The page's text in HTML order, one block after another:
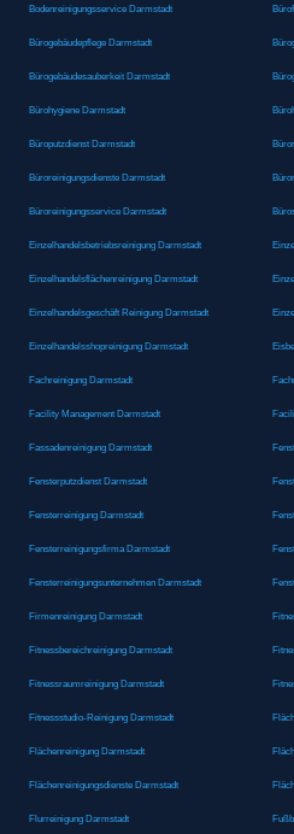
Bodenreinigungsservice Darmstadt
Bürogebäudepflege Darmstadt
Bürogebäudesauberkeit Darmstadt
Bürohygiene Darmstadt
Büroputzdienst Darmstadt
Büroreinigungsdienste Darmstadt
Büroreinigungsservice Darmstadt
Einzelhandelsbetriebsreinigung Darmstadt
Einzelhandelsflächenreinigung Darmstadt
Einzelhandelsgeschäft Reinigung Darmstadt
Einzelhandelsshopreinigung Darmstadt
Fachreinigung Darmstadt
Facility Management Darmstadt
Fassadenreinigung Darmstadt
Fensterputzdienst Darmstadt
Fensterreinigung Darmstadt
Fensterreinigungsfirma Darmstadt
Fensterreinigungsunternehmen Darmstadt
Firmenreinigung Darmstadt
Fitnessbereichreinigung Darmstadt
Fitnessraumreinigung Darmstadt
Fitnessstudio-Reinigung Darmstadt
Flächenreinigung Darmstadt
Flächenreinigungsdienste Darmstadt
Flurreinigung Darmstadt